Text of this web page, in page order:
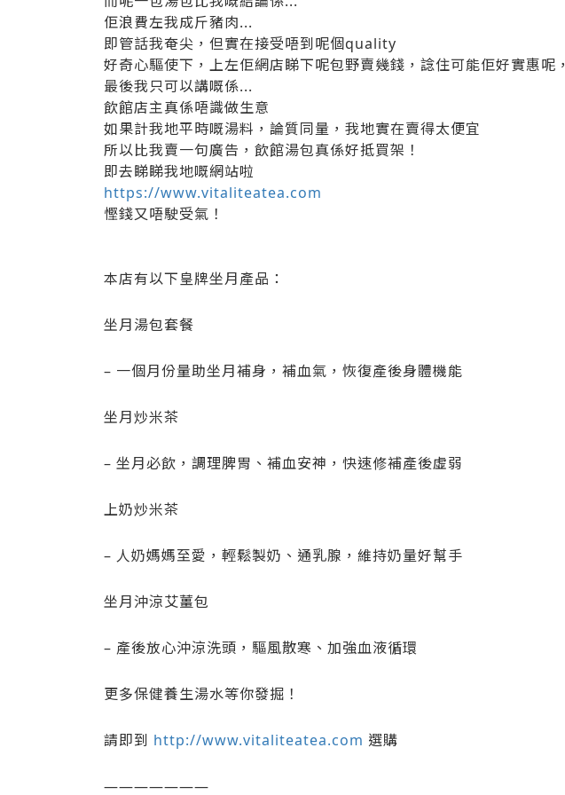
佢浪費左我成斤豬肉...
即管話我奄尖，但實在接受唔到呢個quality
好奇心驅使下，上左佢網店睇下呢包野賣幾錢，諗住可能佢好實惠呢，
最後我只可以講嘅係...
飲館店主真係唔識做生意
如果計我地平時嘅湯料，論質同量，我地實在賣得太便宜
所以比我賣一句廣告，飲館湯包真係好抵買架！
即去睇睇我地嘅網站啦
https://www.vitaliteatea.com
慳錢又唔駛受氣！
本店有以下皇牌坐月產品：
坐月湯包套餐
– 一個月份量助坐月補身，補血氣，恢復產後身體機能
坐月炒米茶
– 坐月必飲，調理脾胃、補血安神，快速修補產後虛弱
上奶炒米茶
– 人奶媽媽至愛，輕鬆製奶、通乳腺，維持奶量好幫手
坐月沖涼艾薑包
– 產後放心沖涼洗頭，驅風散寒、加強血液循環
更多保健養生湯水等你發掘！
請即到 http://www.vitaliteatea.com 選購
———————